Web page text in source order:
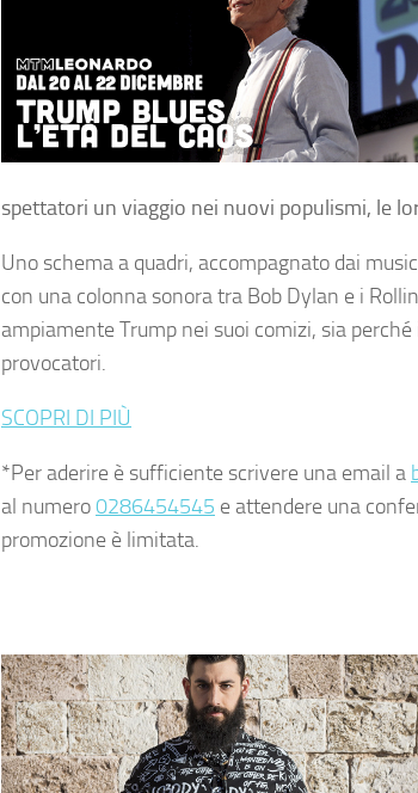
spettatori un viaggio nei nuovi populismi, le
Uno schema a quadri, accompagnato dai
con una colonna sonora tra Bob Dylan e i
ampiamente Trump nei suoi comizi, sia
provocatori.
SCOPRI DI PIÙ
*Per aderire è sufficiente scrivere una email a
al numero0286454545 e attendere una
promozione è limitata.